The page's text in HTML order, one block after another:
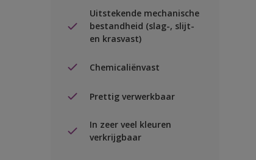
Uitstekende mechanische
bestandheid (slag-, slijt-
en krasvast)
Chemicaliënvast
Prettig verwerkbaar
In zeer veel kleuren
verkrijgbaar